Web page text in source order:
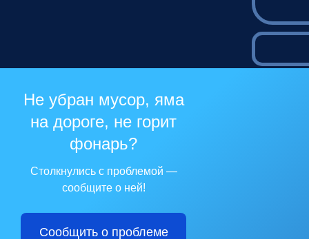
Не убран мусор, яма
на дороге, не горит
фонарь?
Столкнулись с проблемой —
сообщите о ней!
Сообщить о проблеме